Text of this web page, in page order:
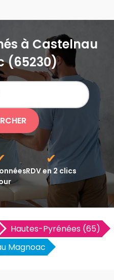
à Castelnau
(65230)
✔
RDV en 2 clics
Hautes-Pyrénées (65)
Magnoac